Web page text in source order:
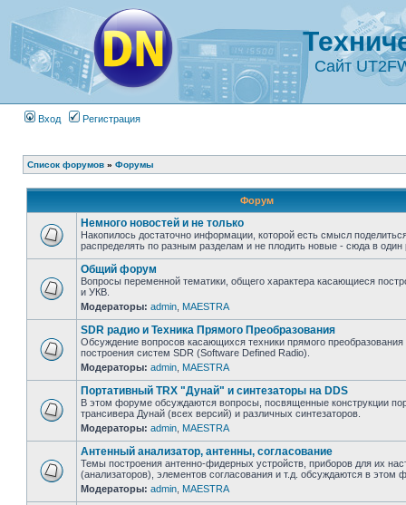
Сайт
Вход Регистрация
Список форумов » Форумы
Форум
Немного новостей и не только
Накопилось достаточно информации, которой есть смысл
распределять по разным разделам и не плодить новые - сюда в один
Общий форум
Вопросы переменной тематики, общего характера касающиеся
и УКВ.
Модераторы: admin MAESTRA
SDR радио и Техника Прямого Преобразования
Обсуждение вопросов касающихся техники прямого
построения систем SDR (Software Defined Radio).
Модераторы: admin MAESTRA
Портативный TRX "Дунай" и синтезаторы на DDS
В этом форуме обсуждаются вопросы, посвященные конструкции
трансивера Дунай (всех версий) и различных синтезаторов.
Модераторы: admin MAESTRA
Антенный анализатор, антенны, согласование
Темы построения антенно-фидерных устройств, приборов для их
(анализаторов), элементов согласования и т.д. обсуждаются в этом
Модераторы: admin MAESTRA